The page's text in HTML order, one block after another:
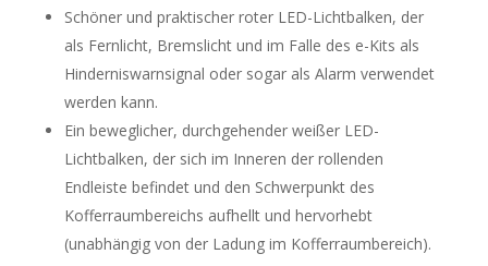
Schöner und praktischer roter LED-Lichtbalken, der
als Fernlicht, Bremslicht und im Falle des e-Kits als
Hinderniswarnsignal oder sogar als Alarm verwendet
werden kann.
Ein beweglicher, durchgehender weißer LED-
Lichtbalken, der sich im Inneren der rollenden
Endleiste befindet und den Schwerpunkt des
Kofferraumbereichs aufhellt und hervorhebt
(unabhängig von der Ladung im Kofferraumbereich).